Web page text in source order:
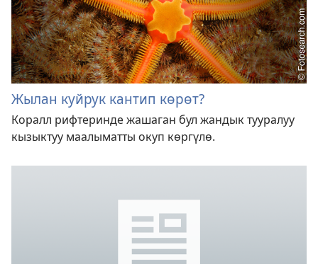
Жылан куйрук кантип көрөт?
Коралл рифтеринде жашаган бул жандык тууралуу
кызыктуу маалыматты окуп көргүлө.